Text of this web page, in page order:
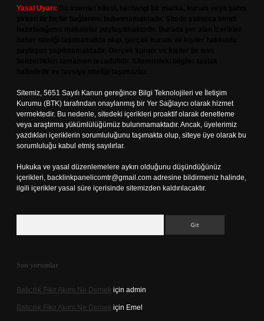
Yasal Uyarı:
Sitemiz, 5651 Sayılı Kanun gereğince Bilgi Teknolojileri ve İletişim
Kurumu (BTK) tarafından onaylanmış bir Yer Sağlayıcı olarak hizmet
vermektedir. Bu nedenle, sitedeki içerikleri proaktif olarak denetleme
veya araştırma yükümlülüğümüz bulunmamaktadır. Ancak, üyelerimiz
yazdıkları içeriklerin sorumluluğunu taşımakta olup, siteye üye olarak bu
sorumluluğu kabul etmiş sayılırlar.
Hukuka ve yasal düzenlemelere aykırı olduğunu düşündüğünüz
içerikleri, backlinkpanelicomtr@gmail.com adresine bildirmeniz halinde,
ilgili içerikler yasal süre içerisinde sitemizden kaldırılacaktır.
Son yorumlar
Batıcılık Fikir Akımı Ne Demek için admin
Batıcılık Fikir Akımı Ne Demek için Emel